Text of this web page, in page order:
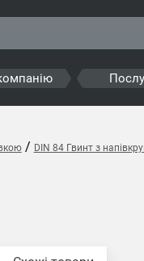
/ DIN 84 Гвинт з